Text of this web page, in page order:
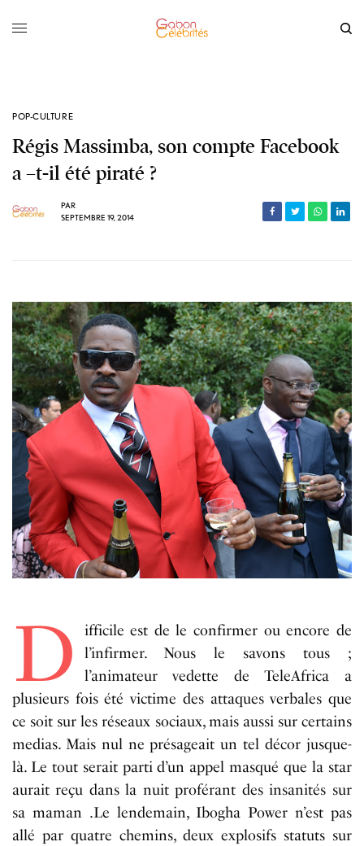
POP-CULTURE
Régis Massimba, son compte Facebook
a –t-il été piraté ?
PAR
SEPTEMBRE 19, 2014
D
ifficile est de le confirmer ou encore de
l’infirmer. Nous le savons tous ;
l’animateur vedette de TeleAfrica a
plusieurs fois été victime des attaques verbales que
ce soit sur les réseaux sociaux, mais aussi sur certains
medias. Mais nul ne présageait un tel décor jusque-
là. Le tout serait parti d’un appel masqué que la star
aurait reçu dans la nuit proférant des insanités sur
sa maman .Le lendemain, Ibogha Power n’est pas
allé par quatre chemins, deux explosifs statuts sur